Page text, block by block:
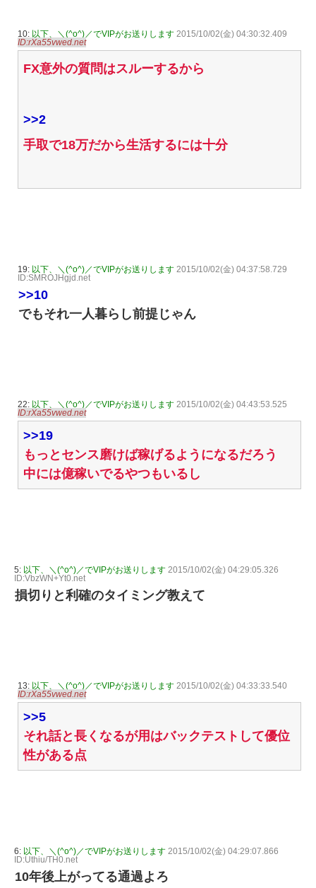
10: 以下、＼(^o^)／でVIPがお送りします 2015/10/02(金) 04:30:32.409
ID:rXa55vwed.net
FX意外の質問はスルーするから
>>2
手取で18万だから生活するには十分
19: 以下、＼(^o^)／でVIPがお送りします 2015/10/02(金) 04:37:58.729
ID:SMROJHgjd.net
>>10
でもそれ一人暮らし前提じゃん
22: 以下、＼(^o^)／でVIPがお送りします 2015/10/02(金) 04:43:53.525
ID:rXa55vwed.net
>>19
もっとセンス磨けば稼げるようになるだろう
中には億稼いでるやつもいるし
5: 以下、＼(^o^)／でVIPがお送りします 2015/10/02(金) 04:29:05.326
ID:VbzWN+Yt0.net
損切りと利確のタイミング教えて
13: 以下、＼(^o^)／でVIPがお送りします 2015/10/02(金) 04:33:33.540
ID:rXa55vwed.net
>>5
それ話と長くなるが用はバックテストして優位
性がある点
6: 以下、＼(^o^)／でVIPがお送りします 2015/10/02(金) 04:29:07.866
ID:Uthiu/TH0.net
10年後上がってる通過よろ